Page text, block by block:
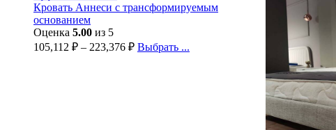
Кровать Аннеси с трансформируемым
основанием
Оценка 5.00 из 5
105,112 ₽ – 223,376 ₽ Выбрать ...